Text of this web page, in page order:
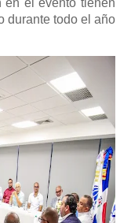
en el evento tienen
durante todo el año